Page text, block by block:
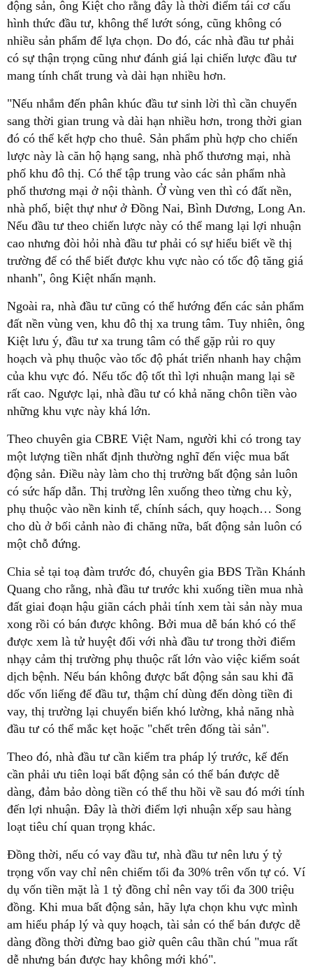
động sản, ông Kiệt cho rằng đây là thời điểm tái cơ cấu
hình thức đầu tư, không thể lướt sóng, cũng không có
nhiều sản phẩm để lựa chọn. Do đó, các nhà đầu tư phải
có sự thận trọng cũng như đánh giá lại chiến lược đầu tư
mang tính chất trung và dài hạn nhiều hơn.
"Nếu nhắm đến phân khúc đầu tư sinh lời thì cần chuyển
sang thời gian trung và dài hạn nhiều hơn, trong thời gian
đó có thể kết hợp cho thuê. Sản phẩm phù hợp cho chiến
lược này là căn hộ hạng sang, nhà phố thương mại, nhà
phố khu đô thị. Có thể tập trung vào các sản phẩm nhà
phố thương mại ở nội thành. Ở vùng ven thì có đất nền,
nhà phố, biệt thự như ở Đồng Nai, Bình Dương, Long An.
Nếu đầu tư theo chiến lược này có thể mang lại lợi nhuận
cao nhưng đòi hỏi nhà đầu tư phải có sự hiểu biết về thị
trường để có thể biết được khu vực nào có tốc độ tăng giá
nhanh", ông Kiệt nhấn mạnh.
Ngoài ra, nhà đầu tư cũng có thể hướng đến các sản phẩm
đất nền vùng ven, khu đô thị xa trung tâm. Tuy nhiên, ông
Kiệt lưu ý, đầu tư xa trung tâm có thể gặp rủi ro quy
hoạch và phụ thuộc vào tốc độ phát triển nhanh hay chậm
của khu vực đó. Nếu tốc độ tốt thì lợi nhuận mang lại sẽ
rất cao. Ngược lại, nhà đầu tư có khả năng chôn tiền vào
những khu vực này khá lớn.
Theo chuyên gia CBRE Việt Nam, người khi có trong tay
một lượng tiền nhất định thường nghĩ đến việc mua bất
động sản. Điều này làm cho thị trường bất động sản luôn
có sức hấp dẫn. Thị trường lên xuống theo từng chu kỳ,
phụ thuộc vào nền kinh tế, chính sách, quy hoạch… Song
cho dù ở bối cảnh nào đi chăng nữa, bất động sản luôn có
một chỗ đứng.
Chia sẻ tại toạ đàm trước đó, chuyên gia BĐS Trần Khánh
Quang cho rằng, nhà đầu tư trước khi xuống tiền mua nhà
đất giai đoạn hậu giãn cách phải tính xem tài sản này mua
xong rồi có bán được không. Bởi mua dễ bán khó có thể
được xem là tử huyệt đối với nhà đầu tư trong thời điểm
nhạy cảm thị trường phụ thuộc rất lớn vào việc kiểm soát
dịch bệnh. Nếu bán không được bất động sản sau khi đã
dốc vốn liếng để đầu tư, thậm chí dùng đến dòng tiền đi
vay, thị trường lại chuyển biến khó lường, khả năng nhà
đầu tư có thể mắc kẹt hoặc "chết trên đống tài sản".
Theo đó, nhà đầu tư cần kiểm tra pháp lý trước, kế đến
cần phải ưu tiên loại bất động sản có thể bán được dễ
dàng, đảm bảo dòng tiền có thể thu hồi về sau đó mới tính
đến lợi nhuận. Đây là thời điểm lợi nhuận xếp sau hàng
loạt tiêu chí quan trọng khác.
Đồng thời, nếu có vay đầu tư, nhà đầu tư nên lưu ý tỷ
trọng vốn vay chỉ nên chiếm tối đa 30% trên vốn tự có. Ví
dụ vốn tiền mặt là 1 tỷ đồng chỉ nên vay tối đa 300 triệu
đồng. Khi mua bất động sản, hãy lựa chọn khu vực mình
am hiểu pháp lý và quy hoạch, tài sản có thể bán được dễ
dàng đồng thời đừng bao giờ quên câu thần chú "mua rất
dễ nhưng bán được hay không mới khó".